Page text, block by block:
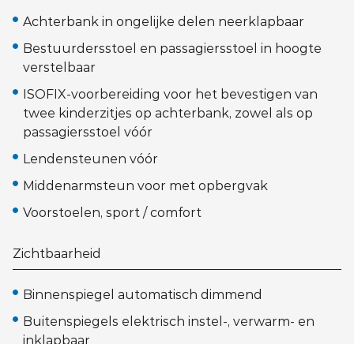
Achterbank in ongelijke delen neerklapbaar
Bestuurdersstoel en passagiersstoel in hoogte
verstelbaar
ISOFIX-voorbereiding voor het bevestigen van
twee kinderzitjes op achterbank, zowel als op
passagiersstoel vóór
Lendensteunen vóór
Middenarmsteun voor met opbergvak
Voorstoelen, sport / comfort
Zichtbaarheid
Binnenspiegel automatisch dimmend
Buitenspiegels elektrisch instel-, verwarm- en
inklapbaar